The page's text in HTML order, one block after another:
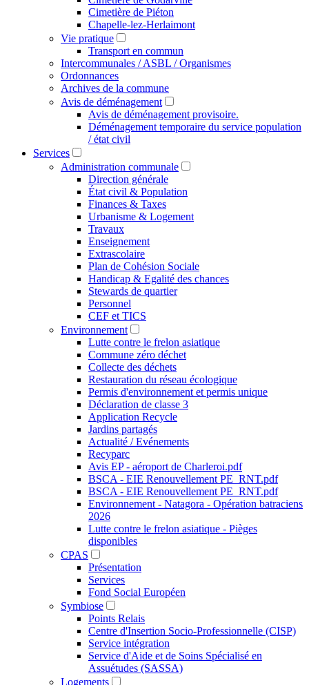
Cimetière de Piéton
Chapelle-lez-Herlaimont
Vie pratique
Transport en commun
Intercommunales / ASBL / Organismes
Ordonnances
Archives de la commune
Avis de déménagement
Avis de déménagement provisoire.
Déménagement temporaire du service population
/ état civil
Services
Administration communale
Direction générale
État civil & Population
Finances & Taxes
Urbanisme & Logement
Travaux
Enseignement
Extrascolaire
Plan de Cohésion Sociale
Handicap & Egalité des chances
Stewards de quartier
Personnel
CEF et TICS
Environnement
Lutte contre le frelon asiatique
Commune zéro déchet
Collecte des déchets
Restauration du réseau écologique
Permis d'environnement et permis unique
Déclaration de classe 3
Application Recycle
Jardins partagés
Actualité / Evénements
Recyparc
Avis EP - aéroport de Charleroi.pdf
BSCA - EIE Renouvellement PE_RNT.pdf
BSCA - EIE Renouvellement PE_RNT.pdf
Environnement - Natagora - Opération batraciens
2026
Lutte contre le frelon asiatique - Pièges
disponibles
CPAS
Présentation
Services
Fond Social Européen
Symbiose
Points Relais
Centre d'Insertion Socio-Professionnelle (CISP)
Service intégration
Service d'Aide et de Soins Spécialisé en
Assuétudes (SASSA)
Logements